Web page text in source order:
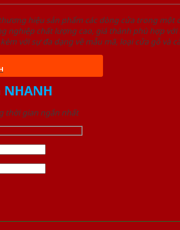
hiệu sản phẩm các dòng cửa trong một
chất lượng cao, giá thành phù hợp với
với sự đa dạng về mẫu mã, loại cửa gỗ và
NHANH
thời gian ngắn nhất